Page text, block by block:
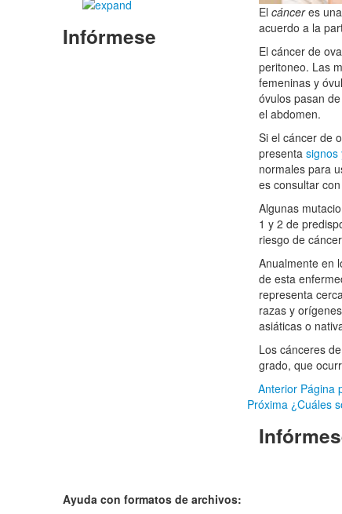
Infórmese
El cánceres una
acuerdo a la
El cáncer de
peritoneo. Las
femeninas y
óvulos pasan
el abdomen.
Si el cáncer de
presenta signos
normales para
es consultar
Algunas
1 y 2 de
riesgo de
Anualmente en
de esta
representa
razas y
asiáticas o
Los cánceres
grado, que
Anterior Página
Próxima ¿Cuáles
Ayuda con formatos de archivos: